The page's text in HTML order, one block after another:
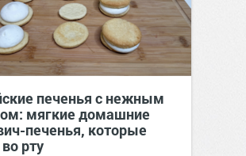
печенья с нежным
мягкие домашние
печенья, которые
рту